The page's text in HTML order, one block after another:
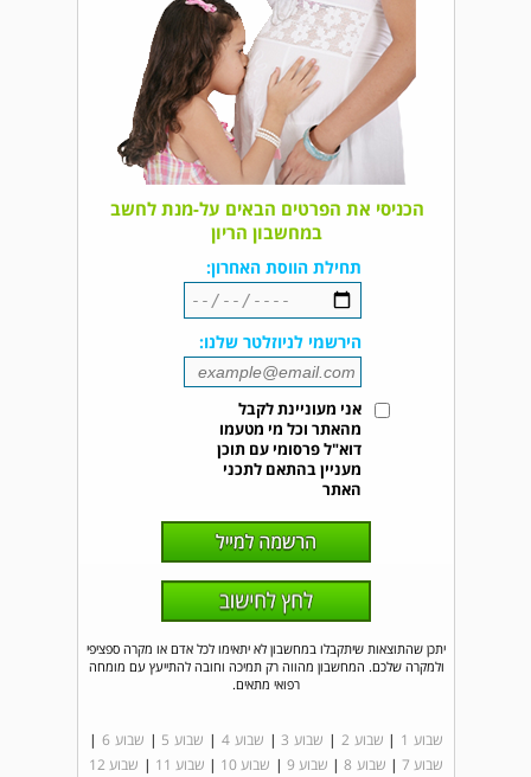
הכניסי את הפרטים הבאים על-מנת לחשב
במחשבון הריון
תחילת הווסת האחרון:
הירשמי לניוזלטר שלנו:
אני מעוניינת לקבל
מהאתר וכל מי מטעמו
דוא"ל פרסומי עם תוכן
מעניין בהתאם לתכני
האתר
יתכן שהתוצאות שיתקבלו במחשבון לא יתאימו לכל אדם או מקרה ספציפי
ולמקרה שלכם. המחשבון מהווה רק תמיכה וחובה להתייעץ עם מומחה
רפואי מתאים.
שבוע 1 | שבוע 2 | שבוע 3 | שבוע 4 | שבוע 5 | שבוע 6
|
שבוע 7
| שבוע 8 | שבוע 9 | שבוע 10 | שבוע 11 | שבוע 12